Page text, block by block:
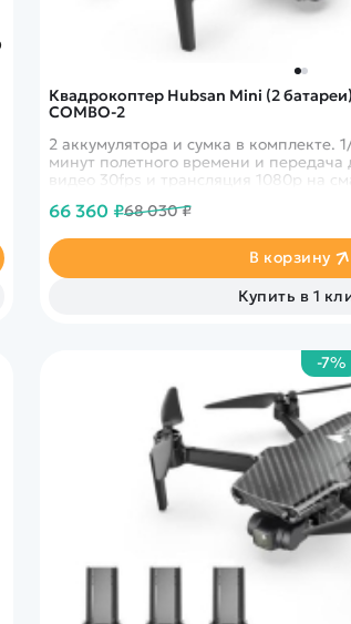
Квадрокоптер Hubsan Mini (2
COMBO-2
2 аккумулятора и сумка в комплекте.
минут полетного времени и
видео 30fps и трансляция 1080p на
66 360 ₽68 030 ₽
В корзину
Купить в 1
-7%